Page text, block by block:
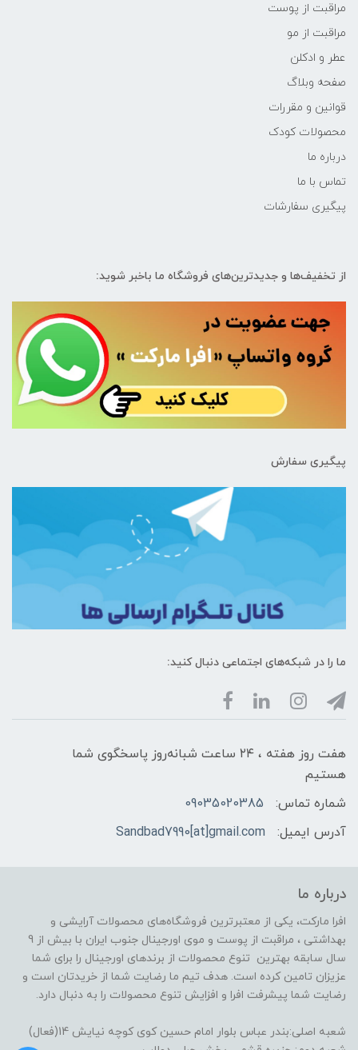
مراقبت از پوست
مراقبت از مو
عطر و ادکلن
صفحه وبلاگ
قوانین و مقررات
محصولات کودک
درباره ما
تماس با ما
پیگیری سفارشات
از تخفیف‌ها و جدیدترین‌های فروشگاه ما باخبر شوید:
پیگیری سفارش
ما را در شبکه‌های اجتماعی دنبال کنید:
هفت روز هفته ، ۲۴ ساعت شبانه‌روز پاسخگوی شما
هستیم
شماره تماس:
09035020385
آدرس ایمیل:
Sandbad7990[at]gmail.com
درباره ما
افرا مارکت، یکی از معتبرترین فروشگاه‌های محصولات آرایشی و
بهداشتی ، مراقبت از پوست و موی اورجینال جنوب ایران با بیش از 9
سال سابقه بهترین تنوع محصولات از برندهای اورجینال را برای شما
عزیزان تامین کرده است. هدف تیم ما رضایت شما از خریدتان است و
رضایت شما پیشرفت افرا و افزایش تنوع محصولات را به دنبال دارد.
شعبه اصلی:بندر عباس بلوار امام حسین کوی کوچه نیایش 14(فعال)